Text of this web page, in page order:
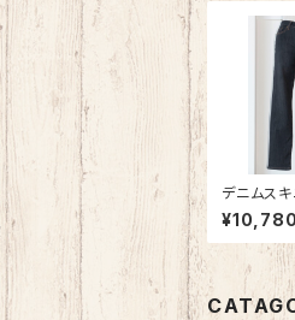
デニムス
¥10,780